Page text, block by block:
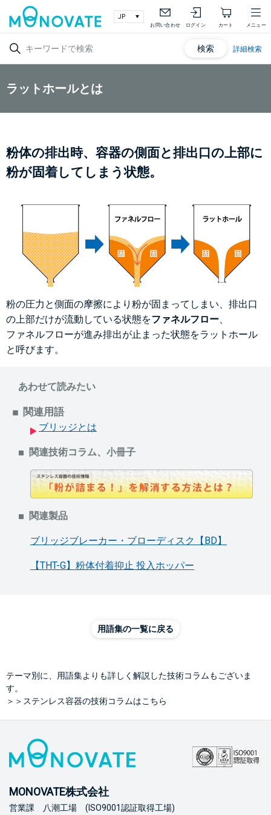
お問い合わせ ログイン カート メニュー
検索 詳細検索
ラットホールとは
粉体の排出時、容器の側面と排出口の上部に
粉が固着してしまう状態。
粉の圧力と側面の摩擦により粉が固まってしまい、排出口
の上部だけが流動している状態をファネルフロー
ファネルフローが進み排出が止まった状態をラットホール
と呼びます。
あわせて読みたい
関連用語
ブリッジとは
関連技術コラム、小冊子
関連製品
ブリッジブレーカー・ブローディスク【BD】
【THT-G】粉体付着抑止 投入ホッパー
用語集の一覧に戻る
テーマ別に、用語集よりも詳しく解説した技術コラムもございま
す。
＞＞ステンレス容器の技術コラムはこちら
MONOVATE株式会社
営業課 八潮工場 (ISO9001認証取得工場)